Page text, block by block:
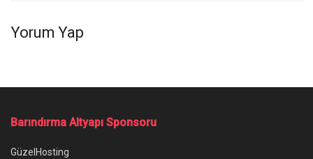
Yorum Yap
Barındırma Altyapı Sponsoru
GüzelHosting